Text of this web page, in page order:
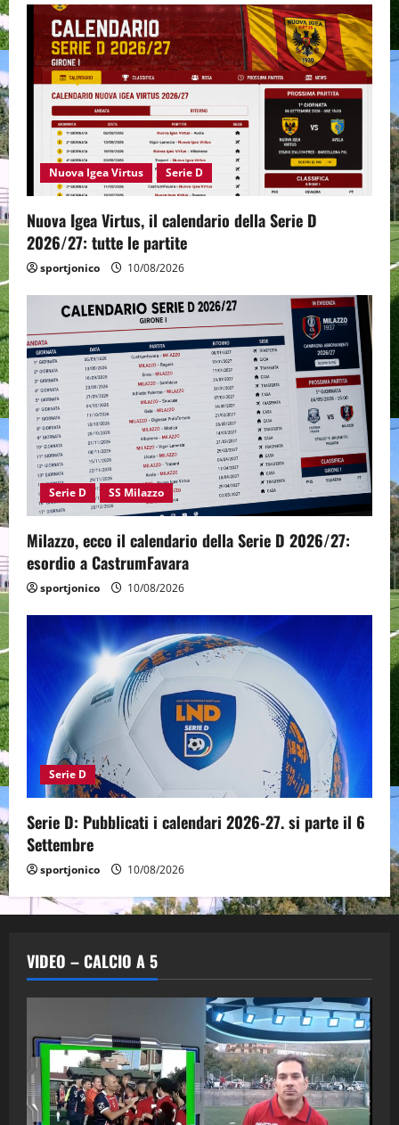
Nuova Igea Virtus Serie D
Nuova Igea Virtus, il calendario della Serie D
2026/27: tutte le partite
sportjonico 10/08/2026
Serie D SS Milazzo
Milazzo, ecco il calendario della Serie D 2026/27:
esordio a CastrumFavara
sportjonico 10/08/2026
Serie D
Serie D: Pubblicati i calendari 2026-27. si parte il 6
Settembre
sportjonico 10/08/2026
VIDEO – CALCIO A 5